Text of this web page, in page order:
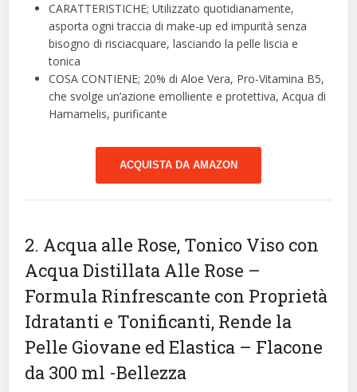
CARATTERISTICHE; Utilizzato quotidianamente,
asporta ogni traccia di make-up ed impurità senza
bisogno di risciacquare, lasciando la pelle liscia e
tonica
COSA CONTIENE; 20% di Aloe Vera, Pro-Vitamina B5,
che svolge un’azione emolliente e protettiva, Acqua di
Hamamelis, purificante
ACQUISTA DA AMAZON
2. Acqua alle Rose, Tonico Viso con
Acqua Distillata Alle Rose –
Formula Rinfrescante con Proprietà
Idratanti e Tonificanti, Rende la
Pelle Giovane ed Elastica – Flacone
da 300 ml -Bellezza